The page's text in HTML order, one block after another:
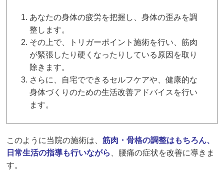
あなたの身体の疲労を把握し、身体の歪みを調
整します。
その上で、トリガーポイント施術を行い、筋肉
が緊張したり硬くなったりしている原因を取り
除きます。
さらに、自宅でできるセルフケアや、健康的な
身体づくりのための生活改善アドバイスを行い
ます。
このように当院の施術は、筋肉・骨格の調整はもちろん、
日常生活の指導も行いながら
、腰痛の症状を改善に導きま
す。